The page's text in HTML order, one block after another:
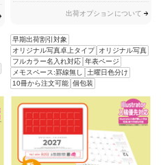
出荷オプションについて
早期出荷割引対象
オリジナル写真卓上タイプ
オリジナル写真
フルカラー名入れ対応 年表ページ
メモスペース:罫線無し
土曜日色分け
10冊から注文可能 個包装